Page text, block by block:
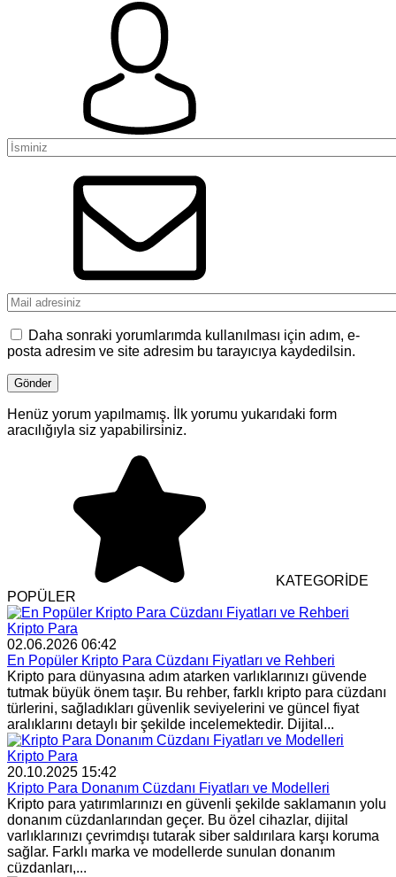
Daha sonraki yorumlarımda kullanılması için adım, e-
posta adresim ve site adresim bu tarayıcıya kaydedilsin.
Henüz yorum yapılmamış. İlk yorumu yukarıdaki form
aracılığıyla siz yapabilirsiniz.
KATEGORİDE
POPÜLER
Kripto Para
02.06.2026 06:42
En Popüler Kripto Para Cüzdanı Fiyatları ve Rehberi
Kripto para dünyasına adım atarken varlıklarınızı güvende
tutmak büyük önem taşır. Bu rehber, farklı kripto para cüzdanı
türlerini, sağladıkları güvenlik seviyelerini ve güncel fiyat
aralıklarını detaylı bir şekilde incelemektedir. Dijital...
Kripto Para
20.10.2025 15:42
Kripto Para Donanım Cüzdanı Fiyatları ve Modelleri
Kripto para yatırımlarınızı en güvenli şekilde saklamanın yolu
donanım cüzdanlarından geçer. Bu özel cihazlar, dijital
varlıklarınızı çevrimdışı tutarak siber saldırılara karşı koruma
sağlar. Farklı marka ve modellerde sunulan donanım
cüzdanları,...